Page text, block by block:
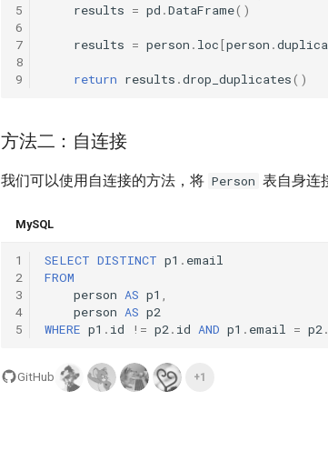
5
6
7
8
9
results = pd .DataFrame()
results = person . loc[person .
return results .drop_duplicates()
方法二：自连接
我们可以使用自连接的方法，将 Person 表自身连
MySQL
1
2
3
4
5
SELECT DISTINCT p1 . email
FROM
person AS p1 ,
person AS p2
WHERE p1 . id != p2. id AND p1 . email = p2.
GitHub +1